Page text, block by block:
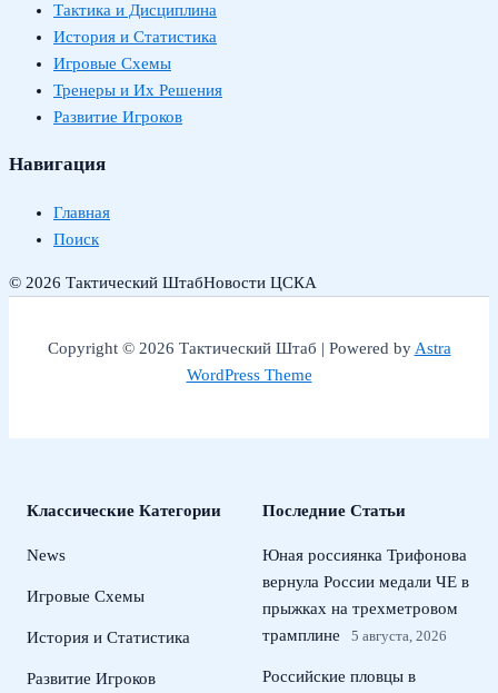
Тактика и Дисциплина
История и Статистика
Игровые Схемы
Тренеры и Их Решения
Развитие Игроков
Навигация
Главная
Поиск
© 2026 Тактический ШтабНовости ЦСКА
Copyright © 2026 Тактический Штаб | Powered byAstra
WordPress Theme
Классические Категории
News
Игровые Схемы
История и Статистика
Развитие Игроков
Последние Статьи
Юная россиянка Трифонова
вернула России медали ЧЕ в
прыжках на трехметровом
трамплине
5 августа, 2026
Российские пловцы в